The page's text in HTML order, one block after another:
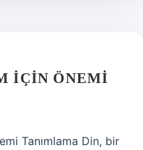
IÇIN ÖNEMI
Tanımlama Din, bir